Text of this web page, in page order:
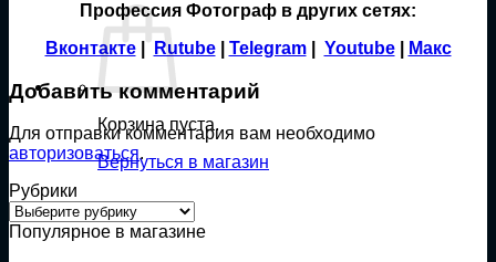
Корзина пуста.
Вернуться в магазин
Профессия Фотограф в других сетях:
Вконтакте| Rutube| Telegram| Youtube| Макс
Добавить комментарий
Для отправки комментария вам необходимо
авторизоваться.
Рубрики
Рубрики
Популярное в магазине